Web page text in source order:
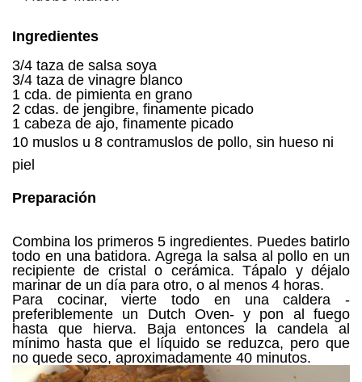
Ingredientes
3/4 taza de salsa soya
3/4 taza de vinagre blanco
1 cda. de pimienta en grano
2 cdas. de jengibre, finamente picado
1 cabeza de ajo, finamente picado
10 muslos u 8 contramuslos de pollo, sin hueso ni
piel
Preparación
Combina los primeros 5 ingredientes. Puedes batirlo
todo en una batidora. Agrega la salsa al pollo en un
recipiente de cristal o cerámica. Tápalo y déjalo
marinar de un día para otro, o al menos 4 horas.
Para cocinar, vierte todo en una caldera -
preferiblemente un Dutch Oven- y pon al fuego
hasta que hierva. Baja entonces la candela al
mínimo hasta que el líquido se reduzca, pero que
no quede seco, aproximadamente 40 minutos.